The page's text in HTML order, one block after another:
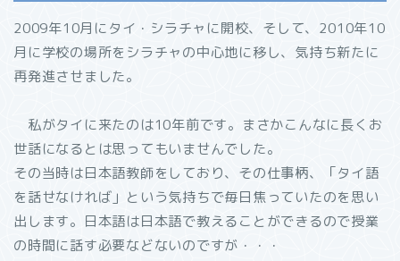
2009年10月にタイ・シラチャに開校、そして、2010年10
月に学校の場所をシラチャの中心地に移し、気持ち新たに
再発進させました。
私がタイに来たのは10年前です。まさかこんなに長くお
世話になるとは思ってもいませんでした。
その当時は日本語教師をしており、その仕事柄、「タイ語
を話せなければ」という気持ちで毎日焦っていたのを思い
出します。日本語は日本語で教えることができるので授業
の時間に話す必要などないのですが・・・